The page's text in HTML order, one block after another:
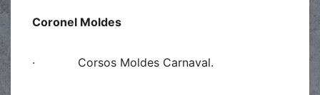
Coronel Moldes
· Corsos Moldes Carnaval.